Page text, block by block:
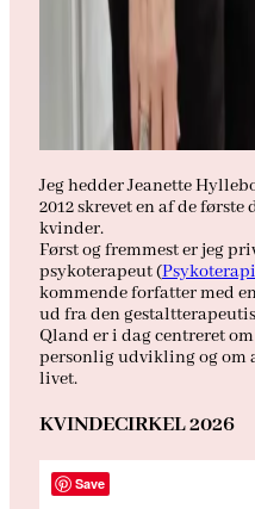
Jeg hedder Jeanette
2012 skrevet en af de
kvinder.
Først og fremmest er jeg
psykoterapeut (
kommende forfatter med
ud fra den
Qland er i dag centreret
personlig udvikling og om
livet.
KVINDECIRKEL 2026
Save